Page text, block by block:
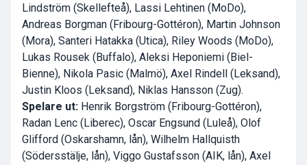
Lindström (Skellefteå), Lassi Lehtinen (MoDo),
Andreas Borgman (Fribourg-Gottéron), Martin Johnson
(Mora), Santeri Hatakka (Utica), Riley Woods (MoDo),
Lukas Rousek (Buffalo), Aleksi Heponiemi (Biel-
Bienne), Nikola Pasic (Malmö), Axel Rindell (Leksand),
Justin Kloos (Leksand), Niklas Hansson (Zug).
Spelare ut: Henrik Borgström (Fribourg-Gottéron),
Radan Lenc (Liberec), Oscar Engsund (Luleå), Olof
Glifford (Oskarshamn, lån), Wilhelm Hallquisth
(Södersstälje, lån), Viggo Gustafsson (AIK, lån), Axel